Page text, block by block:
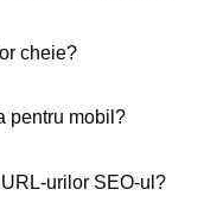
cheie?
pentru mobil?
urilor SEO-ul?